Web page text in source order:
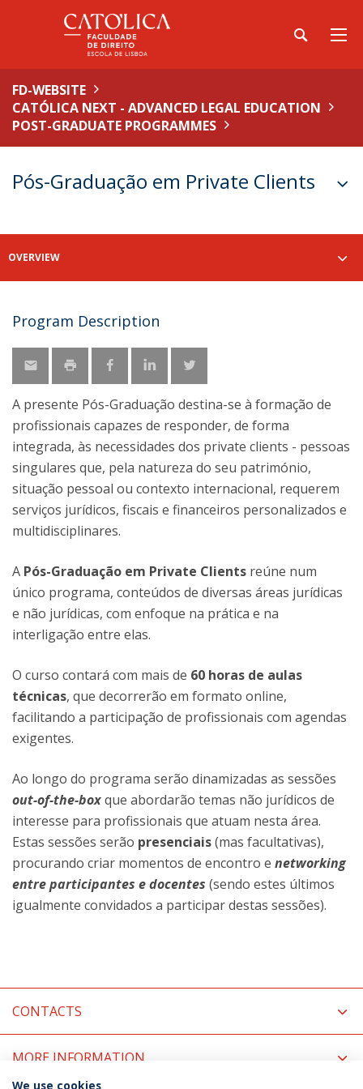
FD-WEBSITE
CATÓLICA NEXT - ADVANCED LEGAL EDUCATION
POST-GRADUATE PROGRAMMES
Pós-Graduação em Private Clients
OVERVIEW
Program Description
A presente Pós-Graduação destina-se à formação de
profissionais capazes de responder, de forma
integrada, às necessidades dos private clients - pessoas
singulares que, pela natureza do seu património,
situação pessoal ou contexto internacional, requerem
serviços jurídicos, fiscais e financeiros personalizados e
multidisciplinares.
A Pós-Graduação em Private Clients reúne num
único programa, conteúdos de diversas áreas jurídicas
e não jurídicas, com enfoque na prática e na
interligação entre elas.
O curso contará com mais de 60 horas de aulas
técnicas, que decorrerão em formato online,
facilitando a participação de profissionais com agendas
exigentes.
Ao longo do programa serão dinamizadas as sessões
out-of-the-boxque abordarão temas não jurídicos de
interesse para profissionais que atuam nesta área.
Estas sessões serão presenciais(mas facultativas),
procurando criar momentos de encontro e networking
entre participantes e docentes (sendo estes últimos
igualmente convidados a participar destas sessões).
CONTACTS
MORE INFORMATION
We use cookies